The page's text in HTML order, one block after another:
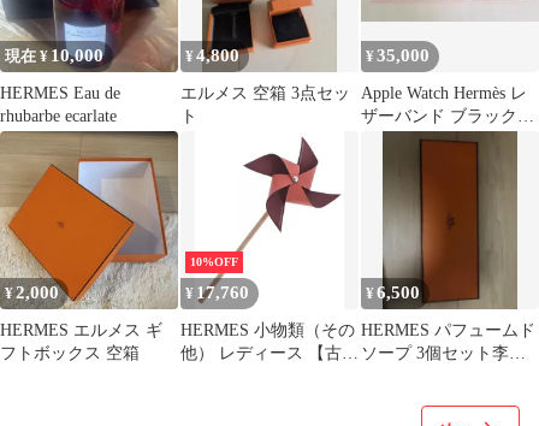
現在 ¥10,000
HERMES Eau de
rhubarbe ecarlate
¥4,800
エルメス 空箱 3点セッ
ト
¥35,000
Apple Watch Hermès レ
ザーバンド ブラック
¥2,000
HERMES エルメス ギ
フトボックス 空箱
10%OFF
¥ 17,760
HERMES 小物類（その
他） レディース 【古
¥6,500
HERMES パフュームド
ソープ 3個セット李氏